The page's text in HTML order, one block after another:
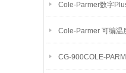
Cole-Parmer数字
Cole-Parmer 可编温